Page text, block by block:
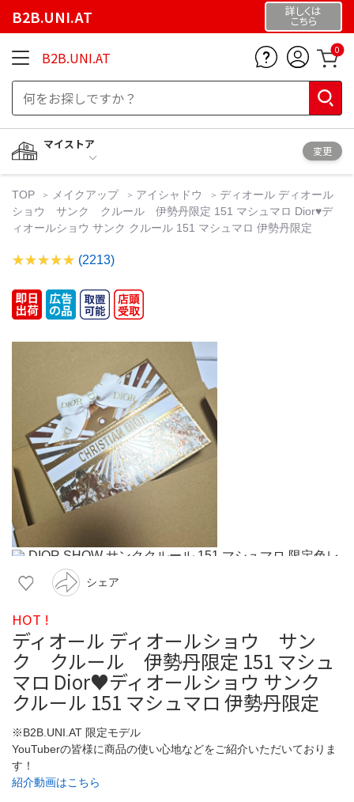
B2B.UNI.AT 詳しくは
こちら
B2B.UNI.AT 0
マイストア
変更
TOP メイクアップ アイシャドウ
ディオール ディオール
ショウ サンク クルール 伊勢丹限定 151 マシュマロ Dior♥デ
ィオールショウ サンク クルール 151 マシュマロ 伊勢丹限定
(2213)
シェア
HOT !
ディオール ディオールショウ サン
ク クルール 伊勢丹限定 151 マシュ
マロ Dior♥ディオールショウ サンク
クルール 151 マシュマロ 伊勢丹限定
※B2B.UNI.AT 限定モデル
YouTuberの皆様に商品の使い心地などをご紹介いただいておりま
す！
紹介動画はこちら